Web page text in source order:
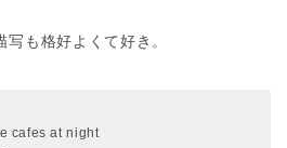
も格好よくて好き。
cafes at night